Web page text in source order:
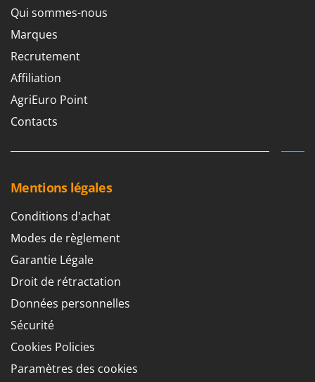
Troy-Bilt
U
Udor
Unger
V
Verdemax
Vesco
Volpi
W
Qui sommes-nous
Marques
Recrutement
Affiliation
AgriEuro Point
Contacts
Mentions légales
Conditions d'achat
Modes de règlement
Garantie Légale
Droit de rétractation
Données personnelles
Sécurité
Cookies Policies
Paramètres des cookies